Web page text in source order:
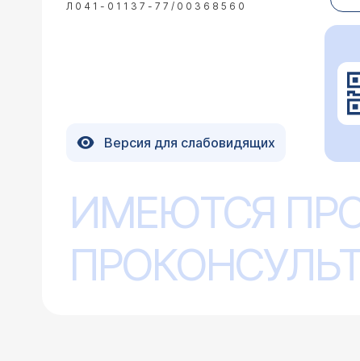
специалисту мне обратиться с
Здравствуйте! Хотелось бы
стоматофит, солкосерил
это или что еще? Никогда раньше
волдырь, лопается и долго
уважением,
Здравствуйте!
По описанию очень
таблетки внутрь
Л041-01137-77/00368560
Версия для слабовидящих
ИМЕЮТСЯ